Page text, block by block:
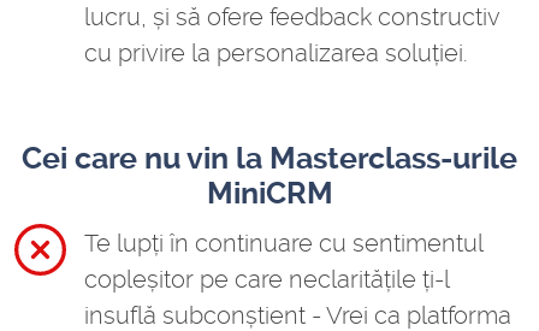
lucru, și să ofere feedback constructiv
cu privire la personalizarea soluției.
Cei care nu vin la Masterclass-urile
MiniCRM
Te lupți în continuare cu sentimentul
copleșitor pe care neclaritățile ți-l
insuflă subconștient - Vrei ca platforma